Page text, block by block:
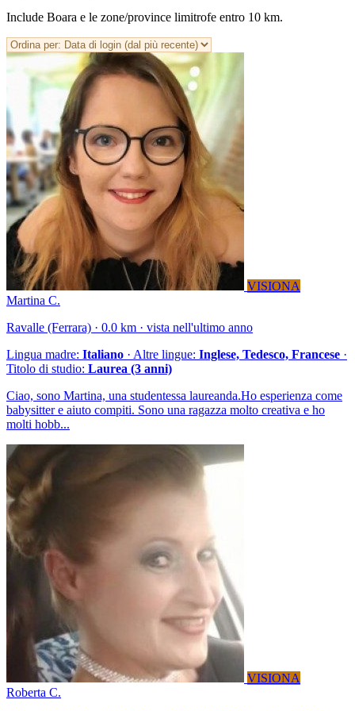
Include Boara e le zone/province limitrofe entro 10 km.
VISIONA
Martina C.
Ravalle (Ferrara) · 0.0 km · vista nell'ultimo anno
Lingua madre: Italiano · Altre lingue: Inglese, Tedesco, Francese ·
Titolo di studio: Laurea (3 anni)
Ciao, sono Martina, una studentessa laureanda.Ho esperienza come
babysitter e aiuto compiti. Sono una ragazza molto creativa e ho
molti hobb...
VISIONA
Roberta C.